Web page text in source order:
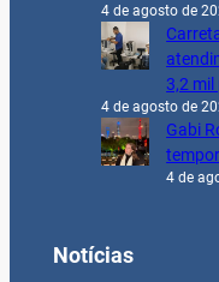
4 de agosto de
3,2
4 de agosto de
Gabi
4 de
Notícias